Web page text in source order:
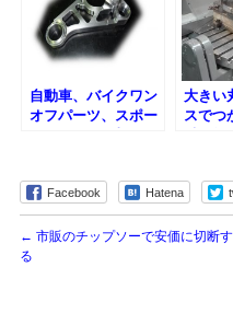
自動車、バイクワン
オフパーツ、スポー
大きい
スでつ
Facebook Hatena
← 市販のチップソーで安価に切断す
る